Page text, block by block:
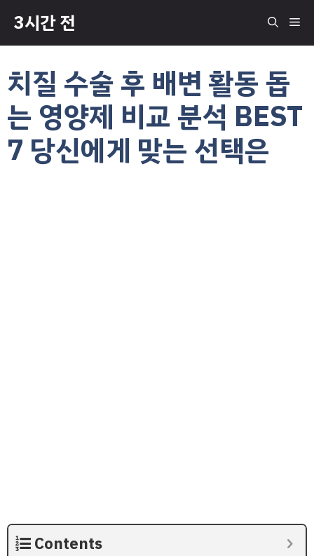
츠
건
너
뛰
3시간 전 메
치질 수술 후 배변 활동 돕
는 영양제 비교 분석 BEST
7 당신에게 맞는 선택은
Contents